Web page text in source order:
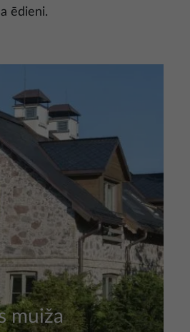
ēdieni.
muiža